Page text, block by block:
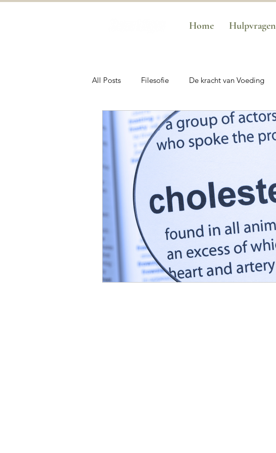
Home Hulpvragen
All Posts Filesofie De kracht van Voeding
De kracht van Adem De kracht van koude
SwartGym Business